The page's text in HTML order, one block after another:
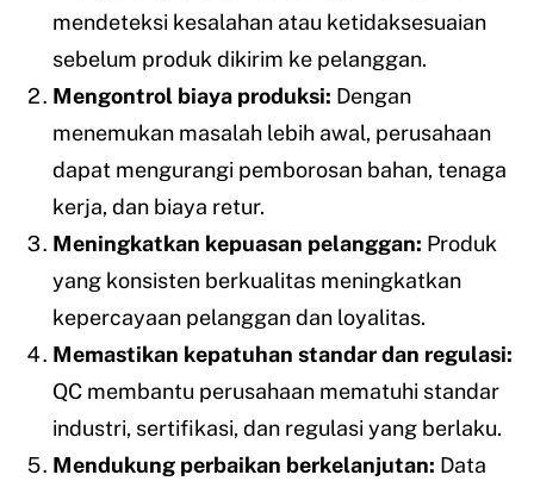
mendeteksi kesalahan atau ketidaksesuaian
sebelum produk dikirim ke pelanggan.
Mengontrol biaya produksi: Dengan
menemukan masalah lebih awal, perusahaan
dapat mengurangi pemborosan bahan, tenaga
kerja, dan biaya retur.
Meningkatkan kepuasan pelanggan: Produk
yang konsisten berkualitas meningkatkan
kepercayaan pelanggan dan loyalitas.
Memastikan kepatuhan standar dan regulasi:
QC membantu perusahaan mematuhi standar
industri, sertifikasi, dan regulasi yang berlaku.
Mendukung perbaikan berkelanjutan: Data